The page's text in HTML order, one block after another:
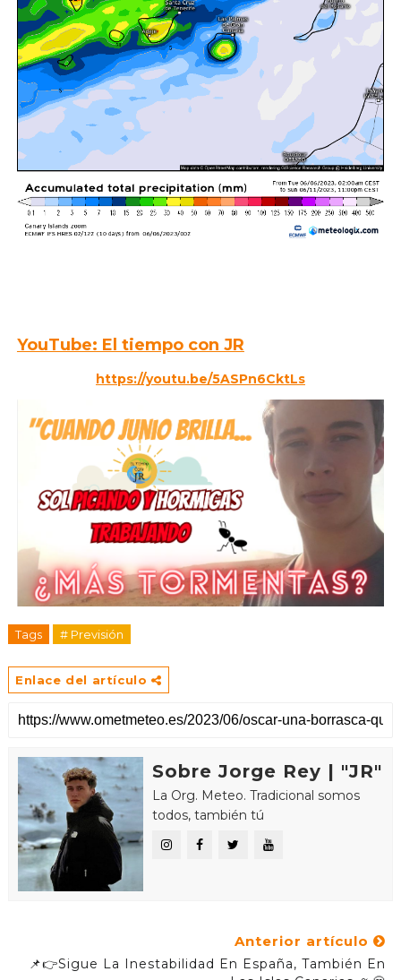
YouTube: El tiempo con JR
https://youtu.be/5ASPn6CktLs
Tags # Previsión
Enlace del artículo
Sobre Jorge Rey | "JR"
La Org. Meteo. Tradicional somos
todos, también tú
Anterior artículo
📌👉Sigue La Inestabilidad En España, También En